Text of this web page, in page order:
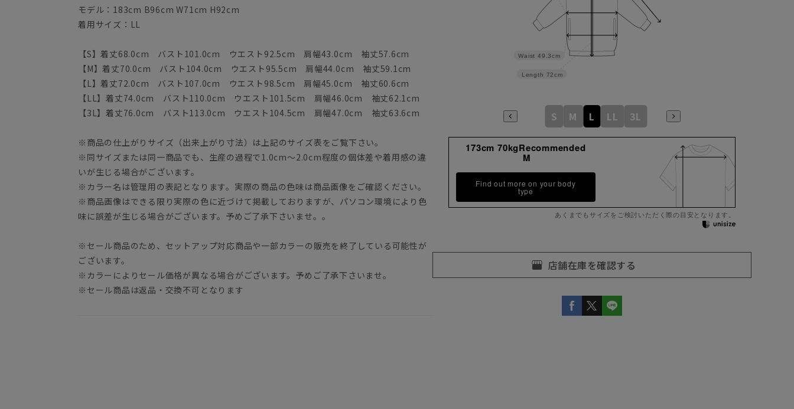
モデル：183cm B96cm W71cm H92cm
着用サイズ：LL
【S】着丈68.0cm バスト101.0cm ウエスト92.5cm 肩幅43.0cm 袖丈57.6cm
【M】着丈70.0cm バスト104.0cm ウエスト95.5cm 肩幅44.0cm 袖丈59.1cm
【L】着丈72.0cm バスト107.0cm ウエスト98.5cm 肩幅45.0cm 袖丈60.6cm
【LL】着丈74.0cm バスト110.0cm ウエスト101.5cm 肩幅46.0cm 袖丈62.1cm
【3L】着丈76.0cm バスト113.0cm ウエスト104.5cm 肩幅47.0cm 袖丈63.6cm
※商品の仕上がりサイズ（出来上がり寸法）は上記のサイズ表をご覧下さい。
※同サイズまたは同一商品でも、生産の過程で1.0cm～2.0cm程度の個体差や着用感の違
いが生じる場合がございます。
※カラー名は管理用の表記となります。実際の商品の色味は商品画像をご確認ください。
※商品画像はできる限り実際の色に近づけて掲載しておりますが、パソコン環境により色
味に誤差が生じる場合がございます。予めご了承下さいませ。。
※セール商品のため、セットアップ対応商品や一部カラーの販売を終了している可能性が
ございます。
※カラーによりセール価格が異なる場合がございます。予めご了承下さいませ。
※セール商品は返品・交換不可となります
Length 72cm
Waist 49.3cm
S M L LL 3L
173cm 70kgRecommended
M
Find out more on your body
type
あくまでもサイズをご検討いただく際の目安となります。